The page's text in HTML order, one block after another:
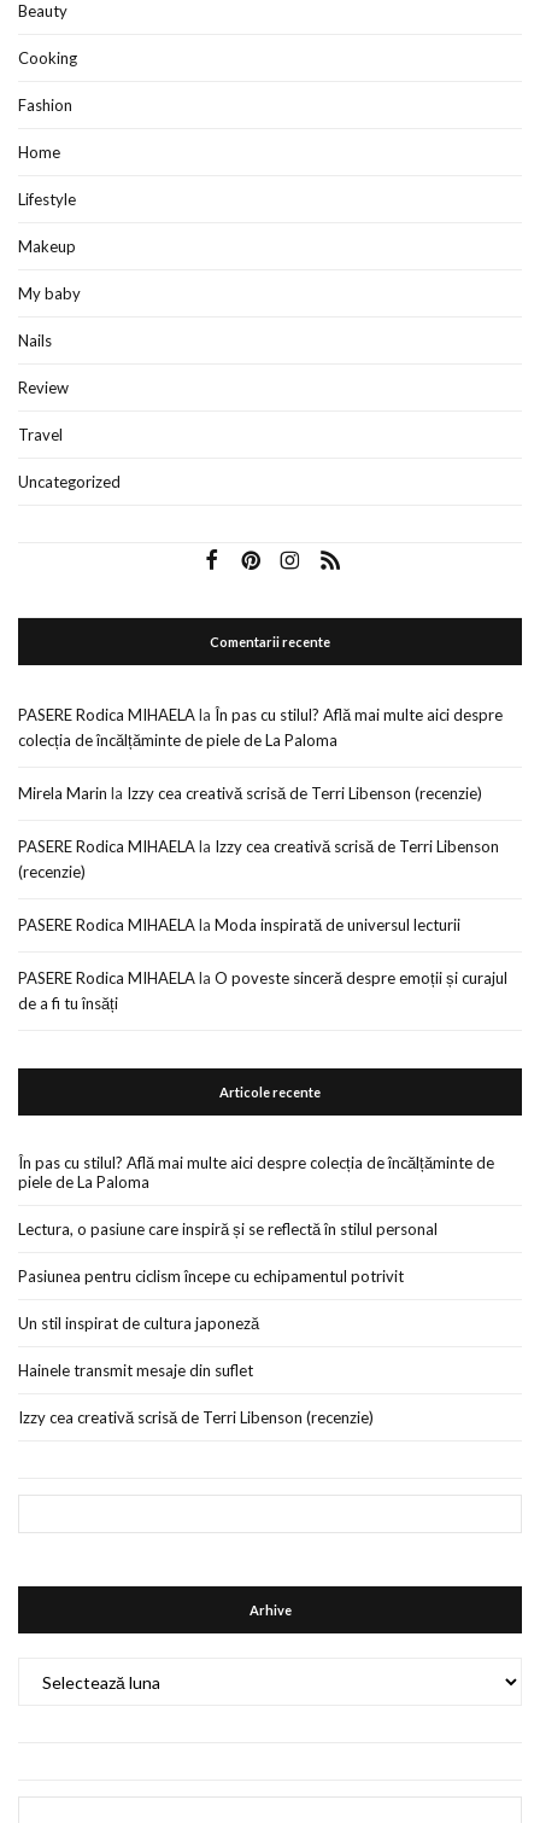
Beauty
Cooking
Fashion
Home
Lifestyle
Makeup
My baby
Nails
Review
Travel
Uncategorized
Comentarii recente
PASERE Rodica MIHAELAla În pas cu stilul? Află mai multe aici despre
colecția de încălțăminte de piele de La Paloma
Mirela Marin la Izzy cea creativă scrisă de Terri Libenson (recenzie)
PASERE Rodica MIHAELAla Izzy cea creativă scrisă de Terri Libenson
(recenzie)
PASERE Rodica MIHAELAla Moda inspirată de universul lecturii
PASERE Rodica MIHAELAla O poveste sinceră despre emoții și curajul
de a fi tu însăți
Articole recente
În pas cu stilul? Află mai multe aici despre colecția de încălțăminte de
piele de La Paloma
Lectura, o pasiune care inspiră și se reflectă în stilul personal
Pasiunea pentru ciclism începe cu echipamentul potrivit
Un stil inspirat de cultura japoneză
Hainele transmit mesaje din suflet
Izzy cea creativă scrisă de Terri Libenson (recenzie)
Arhive